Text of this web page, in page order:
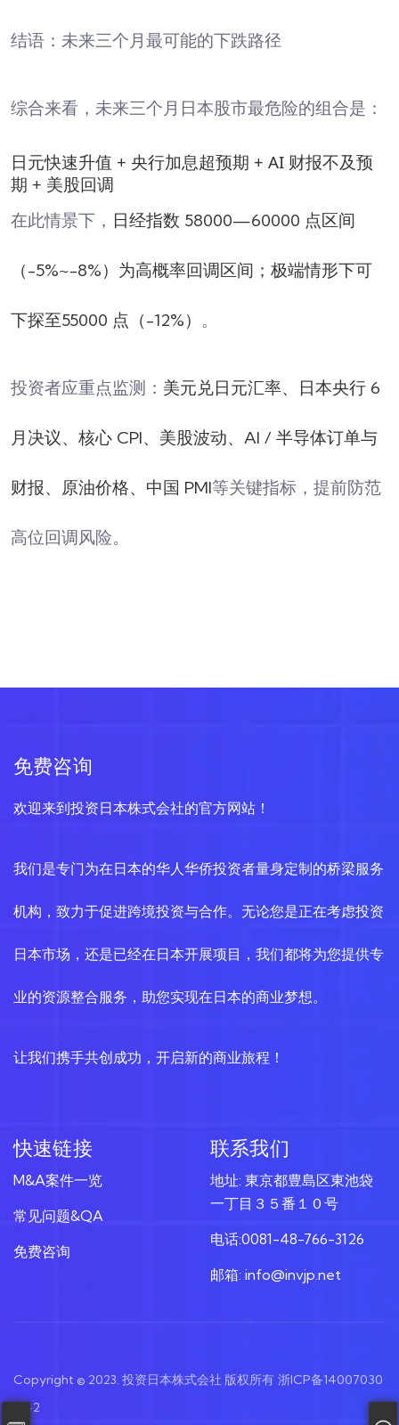
结语：未来三个月最可能的下跌路径
综合来看，未来三个月日本股市最危险的组合是：
日元快速升值 + 央行加息超预期 + AI 财报不及预
期 + 美股回调
在此情景下， 日经指数 58000—60000 点区间
（-5%~-8%）为高概率回调区间；极端情形下可
下探至55000 点（-12%） 。
投资者应重点监测： 美元兑日元汇率、日本央行 6
月决议、核心 CPI、美股波动、AI / 半导体订单与
财报、原油价格、中国 PMI等关键指标，提前防范
高位回调风险。
免费咨询
欢迎来到投资日本株式会社的官方网站！
我们是专门为在日本的华人华侨投资者量身定制的桥梁服务
机构，致力于促进跨境投资与合作。无论您是正在考虑投资
日本市场，还是已经在日本开展项目，我们都将为您提供专
业的资源整合服务，助您实现在日本的商业梦想。
让我们携手共创成功，开启新的商业旅程！
快速链接
M&A案件一览
常见问题&QA
免费咨询
联系我们
地址: 東京都豊島区東池袋
一丁目３５番１０号
电话:0081-48-766-3126
邮箱: info@invjp.net
Copyright © 2023. 投资日本株式会社 版权所有 浙ICP备14007030
号-2